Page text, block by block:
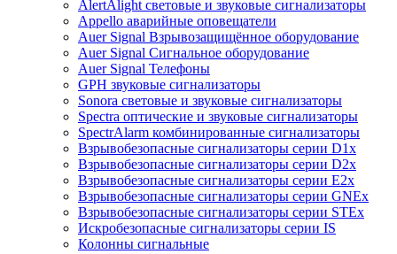
AlertAlight световые и звуковые сигнализаторы
Appello аварийные оповещатели
Auer Signal Взрывозащищённое оборудование
Auer Signal Сигнальное оборудование
Auer Signal Телефоны
GPH звуковые сигнализаторы
Sonora световые и звуковые сигнализаторы
Spectra оптические и звуковые сигнализаторы
SpectrAlarm комбинированные сигнализаторы
Взрывобезопасные сигнализаторы серии D1x
Взрывобезопасные сигнализаторы серии D2x
Взрывобезопасные сигнализаторы серии E2x
Взрывобезопасные сигнализаторы серии GNEx
Взрывобезопасные сигнализаторы серии STEx
Искробезопасные сигнализаторы серии IS
Колонны сигнальные